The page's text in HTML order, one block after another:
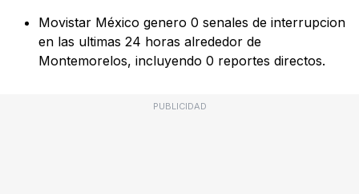
Movistar México genero 0 senales de interrupcion
en las ultimas 24 horas alrededor de
Montemorelos, incluyendo 0 reportes directos.
PUBLICIDAD